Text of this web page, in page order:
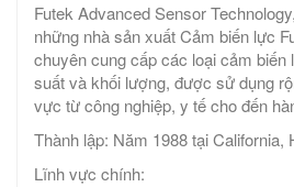
Futek Advanced Sensor
những nhà sản xuất Cảm biến lực
chuyên cung cấp các loại cảm
suất và khối lượng, được sử dụng
vực từ công nghiệp, y tế cho đến
Thành lập: Năm 1988 tại California,
Lĩnh vực chính: